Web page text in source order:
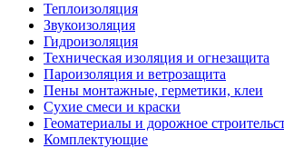
Теплоизоляция
Звукоизоляция
Гидроизоляция
Техническая изоляция и огнезащита
Пароизоляция и ветрозащита
Пены монтажные, герметики, клеи
Сухие смеси и краски
Геоматериалы и дорожное
Комплектующие